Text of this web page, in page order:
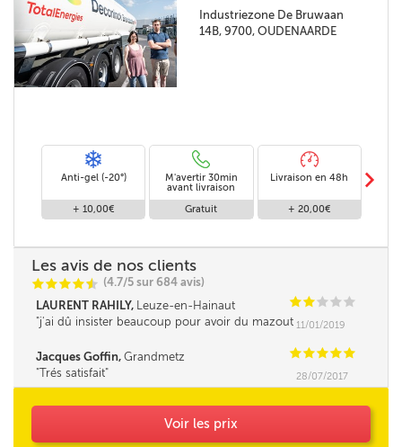
Industriezone De Bruwaan
14B, 9700, OUDENAARDE
Anti-gel (-20°)
+ 10,00€
M'avertir 30min
avant livraison
Gratuit
Livraison en 48h
+ 20,00€
m
Les avis de nos clients
CCCCi
@ (4.7/5 sur 684 avis)
LAURENT RAHILY, Leuze-en-Hainaut CC C C C
j'ai dû insister beaucoup pour avoir du mazout 11/01/2019
Jacques Goffin, Grandmetz CCCCC
Trés satisfait
28/07/2017
Voir les prix